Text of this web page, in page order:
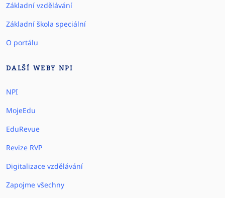
Základní vzdělávání
Základní škola speciální
O portálu
DALŠÍ WEBY NPI
NPI
MojeEdu
EduRevue
Revize RVP
Digitalizace vzdělávání
Zapojme všechny